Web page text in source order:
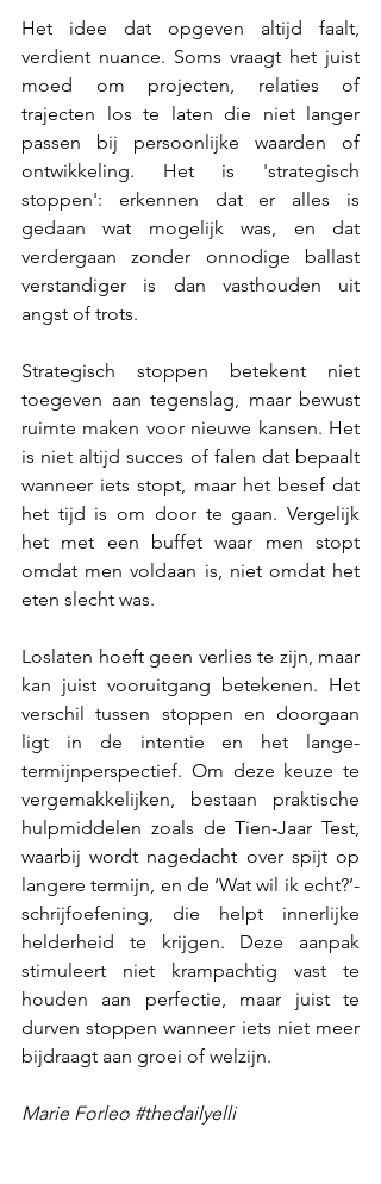
Het idee dat opgeven altijd faalt,
verdient nuance. Soms vraagt het juist
moed om projecten, relaties of
trajecten los te laten die niet langer
passen bij persoonlijke waarden of
ontwikkeling. Het is 'strategisch
stoppen': erkennen dat er alles is
gedaan wat mogelijk was, en dat
verdergaan zonder onnodige ballast
verstandiger is dan vasthouden uit
angst of trots.
Strategisch stoppen betekent niet
toegeven aan tegenslag, maar bewust
ruimte maken voor nieuwe kansen. Het
is niet altijd succes of falen dat bepaalt
wanneer iets stopt, maar het besef dat
het tijd is om door te gaan. Vergelijk
het met een buffet waar men stopt
omdat men voldaan is, niet omdat het
eten slecht was.
Loslaten hoeft geen verlies te zijn, maar
kan juist vooruitgang betekenen. Het
verschil tussen stoppen en doorgaan
ligt in de intentie en het lange-
termijnperspectief. Om deze keuze te
vergemakkelijken, bestaan praktische
hulpmiddelen zoals de Tien-Jaar Test,
waarbij wordt nagedacht over spijt op
langere termijn, en de ‘Wat wil ik echt?’-
schrijfoefening, die helpt innerlijke
helderheid te krijgen. Deze aanpak
stimuleert niet krampachtig vast te
houden aan perfectie, maar juist te
durven stoppen wanneer iets niet meer
bijdraagt aan groei of welzijn.
Marie Forleo #thedailyelli